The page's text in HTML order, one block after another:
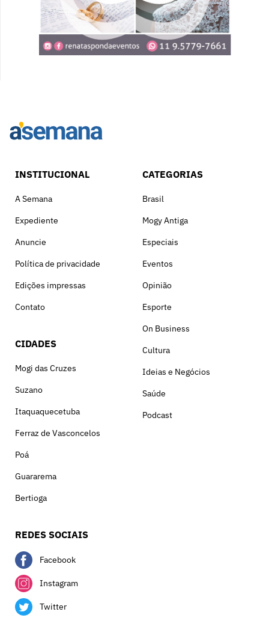
INSTITUCIONAL
A Semana
Expediente
Anuncie
Política de privacidade
Edições impressas
Contato
CIDADES
Mogi das Cruzes
Suzano
Itaquaquecetuba
Ferraz de Vasconcelos
Poá
Guararema
Bertioga
CATEGORIAS
Brasil
Mogy Antiga
Especiais
Eventos
Opinião
Esporte
On Business
Cultura
Ideias e Negócios
Saúde
Podcast
REDES SOCIAIS
Facebook
Instagram
Twitter